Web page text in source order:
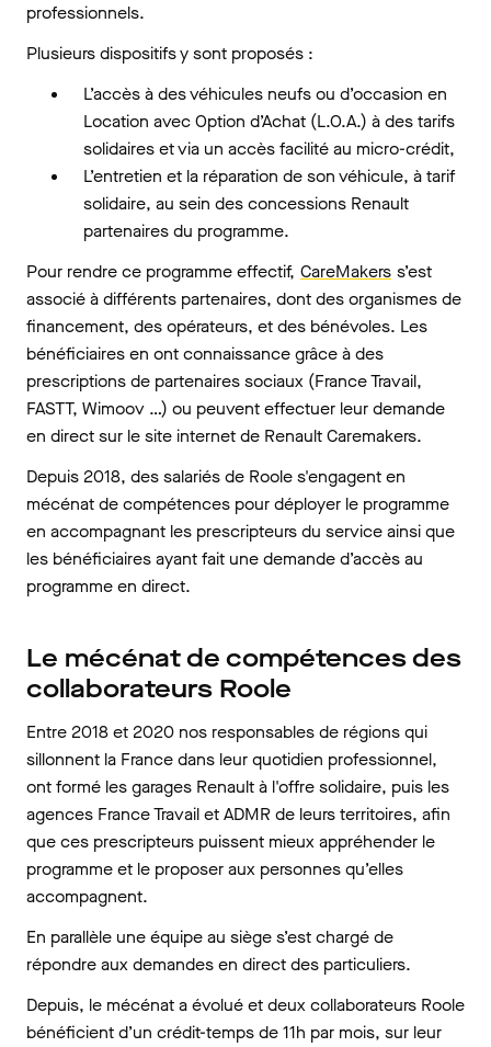
professionnels.
Plusieurs dispositifs y sont proposés :
L’accès à des véhicules neufs ou d’occasion en
Location avec Option d’Achat (L.O.A.) à des tarifs
solidaires et via un accès facilité au micro-crédit,
L’entretien et la réparation de son véhicule, à tarif
solidaire, au sein des concessions Renault
partenaires du programme.
Pour rendre ce programme effectif, CareMakers s’est
associé à différents partenaires, dont des organismes de
financement, des opérateurs, et des bénévoles. Les
bénéficiaires en ont connaissance grâce à des
prescriptions de partenaires sociaux (France Travail,
FASTT, Wimoov …) ou peuvent effectuer leur demande
en direct sur le site internet de Renault Caremakers.
Depuis 2018, des salariés de Roole s'engagent en
mécénat de compétences pour déployer le programme
en accompagnant les prescripteurs du service ainsi que
les bénéficiaires ayant fait une demande d’accès au
programme en direct.
Le mécénat de compétences des
collaborateurs Roole
Entre 2018 et 2020 nos responsables de régions qui
sillonnent la France dans leur quotidien professionnel,
ont formé les garages Renault à l'offre solidaire, puis les
agences France Travail et ADMR de leurs territoires, afin
que ces prescripteurs puissent mieux appréhender le
programme et le proposer aux personnes qu’elles
accompagnent.
En parallèle une équipe au siège s’est chargé de
répondre aux demandes en direct des particuliers.
Depuis, le mécénat a évolué et deux collaborateurs Roole
bénéficient d’un crédit-temps de 11h par mois, sur leur